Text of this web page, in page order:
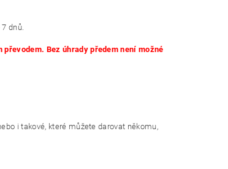
dnů.
Bez úhrady předem není možné
i takové, které můžete darovat někomu,